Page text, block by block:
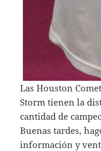
Las Houston
Storm tienen la
cantidad de
Buenas tardes,
información y